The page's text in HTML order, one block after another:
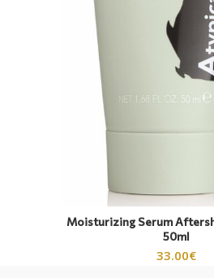
Moisturizing Serum
50ml
33.00€